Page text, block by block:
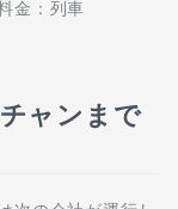
金：列車
ャンまで